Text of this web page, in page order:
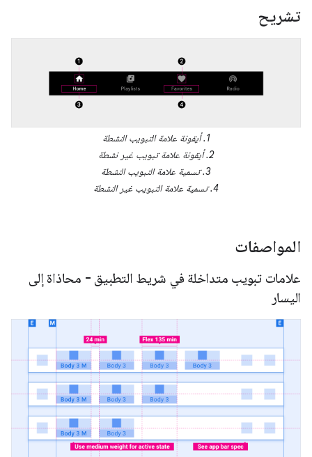
تشريح
1. أيقونة علامة التبويب النشطة
2. أيقونة علامة تبويب غير نشطة
3. تسمية علامة التبويب النشطة
4. تسمية علامة التبويب غير النشطة
المواصفات
علامات تبويب متداخلة في شريط التطبيق - محاذاة إلى
اليسار